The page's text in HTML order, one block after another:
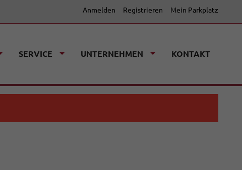
Anmelden Registrieren Mein Parkplatz
SERVICE UNTERNEHMEN KONTAKT